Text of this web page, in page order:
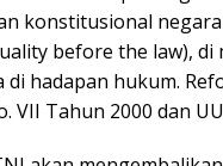
konstitusional
before the law),
di hadapan hukum.
VII Tahun 2000 dan